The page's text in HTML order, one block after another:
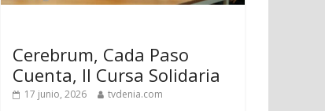
Cerebrum, Cada Paso
Cuenta, II Cursa Solidaria
17 junio, 2026 tvdenia.com